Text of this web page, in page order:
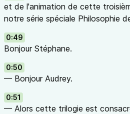
et de l'animation de cette
notre série spéciale Philosophie
0:49
Bonjour Stéphane.
0:50
— Bonjour Audrey.
0:51
— Alors cette trilogie est